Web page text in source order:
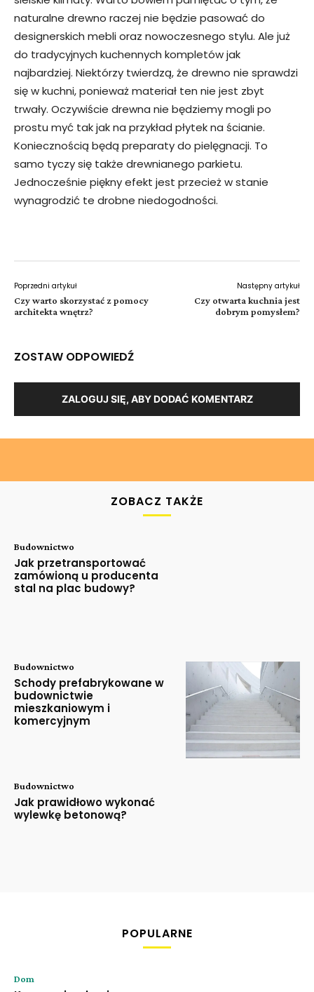
naturalne drewno raczej nie będzie pasować do
designerskich mebli oraz nowoczesnego stylu. Ale już
do tradycyjnych kuchennych kompletów jak
najbardziej. Niektórzy twierdzą, że drewno nie sprawdzi
się w kuchni, ponieważ materiał ten nie jest zbyt
trwały. Oczywiście drewna nie będziemy mogli po
prostu myć tak jak na przykład płytek na ścianie.
Koniecznością będą preparaty do pielęgnacji. To
samo tyczy się także drewnianego parkietu.
Jednocześnie piękny efekt jest przecież w stanie
wynagrodzić te drobne niedogodności.
Poprzedni artykuł
Czy warto skorzystać z pomocy
architekta wnętrz?
Następny artykuł
Czy otwarta kuchnia jest
dobrym pomysłem?
ZOSTAW ODPOWIEDŹ
ZALOGUJ SIĘ, ABY DODAĆ KOMENTARZ
ZOBACZ TAKŻE
Budownictwo
Jak przetransportować
zamówioną u producenta
stal na plac budowy?
Budownictwo
Schody prefabrykowane w
budownictwie
mieszkaniowym i
komercyjnym
Budownictwo
Jak prawidłowo wykonać
wylewkę betonową?
POPULARNE
Dom